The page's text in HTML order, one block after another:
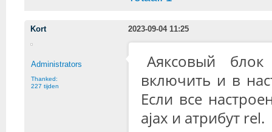
Kort 2023-09-04 11:25
Administrators
Thanked:
227 tijden
Аяксовый
включить и в
Если все
ajax и атрибут rel.